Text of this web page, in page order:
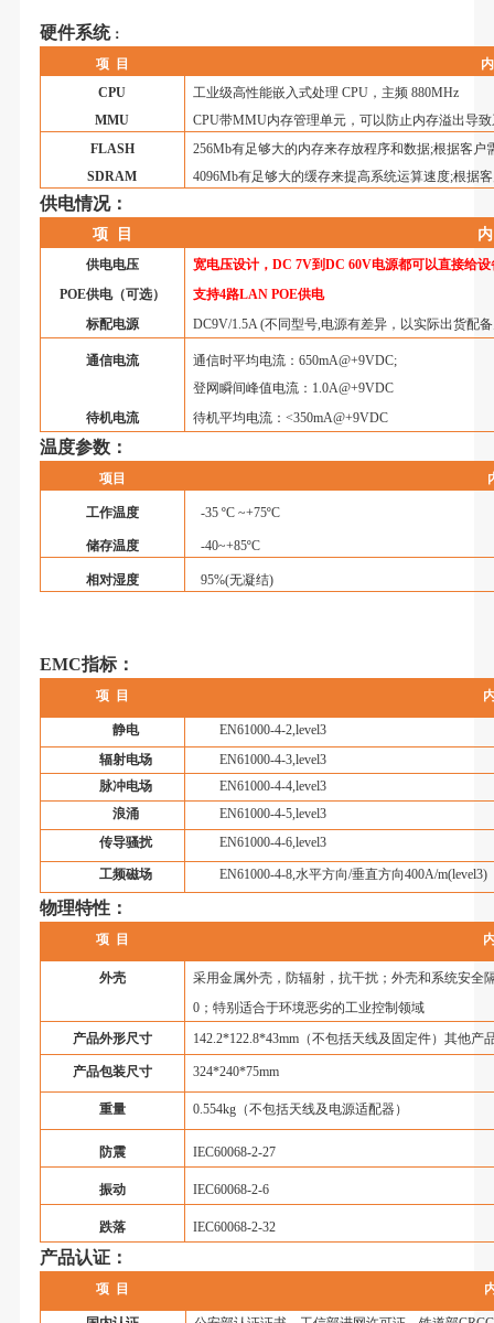
硬件系统：
项
目
内
CPU
工业级高性能嵌入式处理 CPU， 主频880MHz
MMU
CPU带MMU内存管理单元，可以防止内存溢出导
FLASH
256Mb有足够大的内存来存放程序和数据;根据客户
SDRAM
4096Mb有足够大的缓存来提高系统运算速度;根据
供电情况：
项 目 内
供电电压 宽电压设计， DC 7V到DC 60V电源都可以直接给
POE供电（可选） 支持4路LAN POE供电
标配电源
DC9V/1.5A(不同型号,电源有差异，以实际出货配
通信电流 通信时平均电流： 650mA@+9VDC;
登网瞬间峰值电流： 1.0A@+9VDC
待机电流
待机平均电流： <350mA@+9VDC
温度参数：
项目
工作温度 -35 ºC ~+75ºC
储存温度 -40~+85ºC
相对湿度 95%(无凝结)
EMC指标：
项 目
静电
EN61000-4-2,level3
辐射电场
EN61000-4-3,level3
脉冲电场
EN61000-4-4,level3
浪涌
EN61000-4-5,level3
传导骚扰
EN61000-4-6,level3
工频磁场 EN61000-4-8,水平方向/垂直方向400A/m(level3)
物理特性：
项 目
外壳
采用金属外壳，防辐射，抗干扰；外壳和系统安全
0；特别适合于环境恶劣的工业控制领域
产品外形尺寸
142.2*122.8*43mm（不包括天线及固定件）其他产
产品包装尺寸 324*240*75mm
重量 0.554kg（不包括天线及电源适配器）
防震 IEC60068-2-27
振动 IEC60068-2-6
跌落 IEC60068-2-32
产品认证：
项 目